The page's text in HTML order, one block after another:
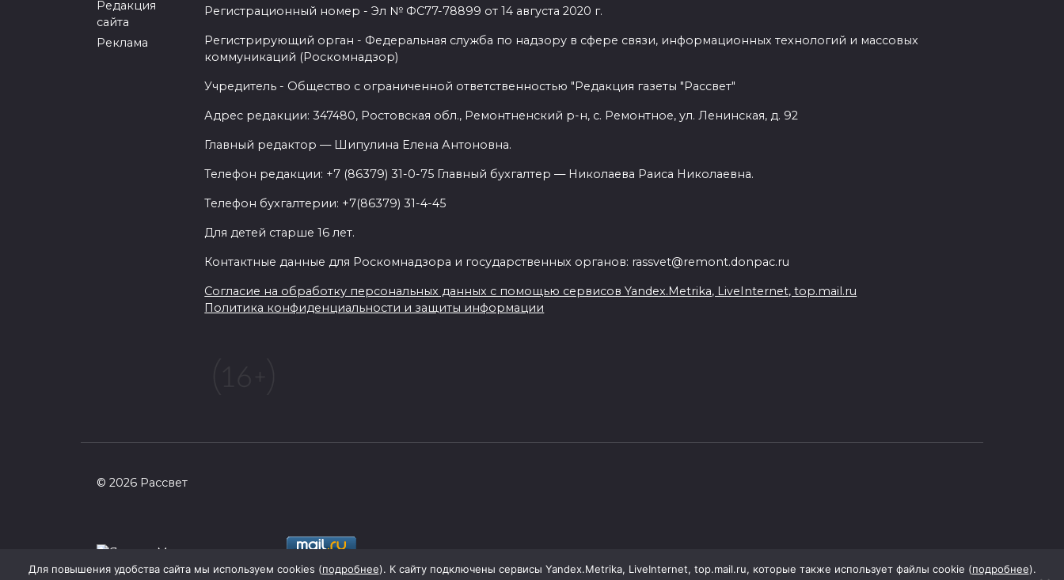
Редакция
сайта
Реклама
Регистрационный номер - Эл № ФС77-78899 от 14 августа 2020 г.
Регистрирующий орган - Федеральная служба по надзору в сфере связи, информационных технологий и массовых
коммуникаций (Роскомнадзор)
Учредитель - Общество с ограниченной ответственностью "Редакция газеты "Рассвет"
Адрес редакции: 347480, Ростовская обл., Ремонтненский р-н, с. Ремонтное, ул. Ленинская, д. 92
Главный редактор — Шипулина Елена Антоновна.
Телефон редакции: +7 (86379) 31-0-75 Главный бухгалтер — Николаева Раиса Николаевна.
Телефон бухгалтерии: +7(86379) 31-4-45
Для детей старше 16 лет.
Контактные данные для Роскомнадзора и государственных органов: rassvet@remont.donpac.ru
Согласие на обработку персональных данных с помощью сервисов Yandex.Metrika, LiveInternet, top.mail.ru
Политика конфиденциальности и защиты информации
© 2026 Рассвет
Для повышения удобства сайта мы используем cookies (подробнее). К сайту подключены сервисы Yandex.Metrika, LiveInternet, top.mail.ru, которые также использует файлы cookie (подробнее).